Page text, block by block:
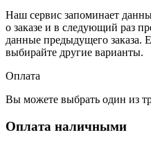
Наш сервис запоминает
о заказе и в следующий раз
данные предыдущего заказа.
выбирайте другие варианты.
Оплата
Вы можете выбрать один из
Оплата наличными